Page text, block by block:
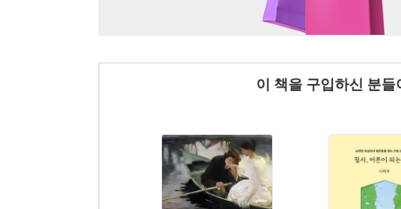
이 책을 구입하신 분